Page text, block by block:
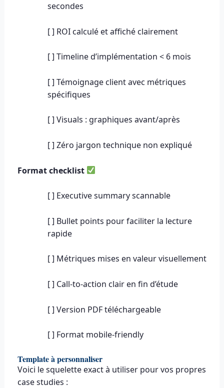
secondes
[ ] ROI calculé et affiché clairement
[ ] Timeline d’implémentation < 6 mois
[ ] Témoignage client avec métriques
spécifiques
[ ] Visuals : graphiques avant/après
[ ] Zéro jargon technique non expliqué
Format checklist
[ ] Executive summary scannable
[ ] Bullet points pour faciliter la lecture
rapide
[ ] Métriques mises en valeur visuellement
[ ] Call-to-action clair en fin d’étude
[ ] Version PDF téléchargeable
[ ] Format mobile-friendly
Template à personnaliser
Voici le squelette exact à utiliser pour vos propres
case studies :